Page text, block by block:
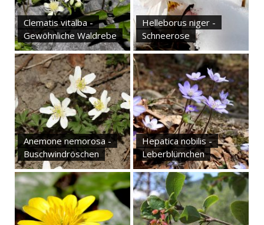
Clematis vitalba -
Gewöhnliche Waldrebe
Helleborus niger -
Schneerose
Anemone nemorosa -
Buschwindröschen
Hepatica nobilis -
Leberblümchen